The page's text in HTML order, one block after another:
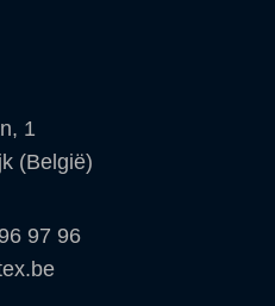
1
(België)
97 96